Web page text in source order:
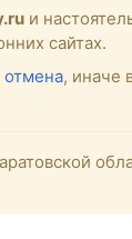
и
сайтах.
отмена, иначе